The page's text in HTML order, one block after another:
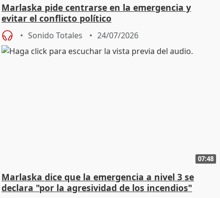
Marlaska pide centrarse en la emergencia y
evitar el conflicto político
Sonido Totales 24/07/2026
07:48
Marlaska dice que la emergencia a nivel 3 se
declara "por la agresividad de los incendios"